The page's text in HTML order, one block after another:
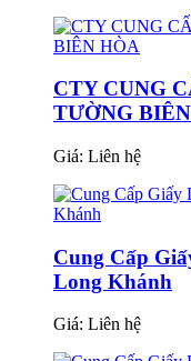
CTY CUNG
TƯỜNG
Giá: Liên hệ
Cung Cấp
Long Khánh
Giá: Liên hệ